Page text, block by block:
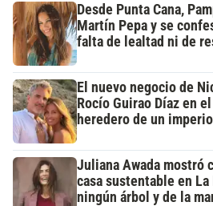
Desde Punta Cana,
Martín Pepa y se
falta de lealtad ni de
El nuevo negocio de
Rocío Guirao Díaz en
heredero de un
Juliana Awada mostró
casa sustentable en
ningún árbol y de la